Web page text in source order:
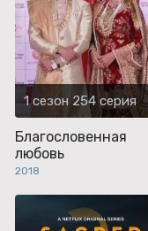
1 сезон 254 серия
Благословенная
любовь
2018